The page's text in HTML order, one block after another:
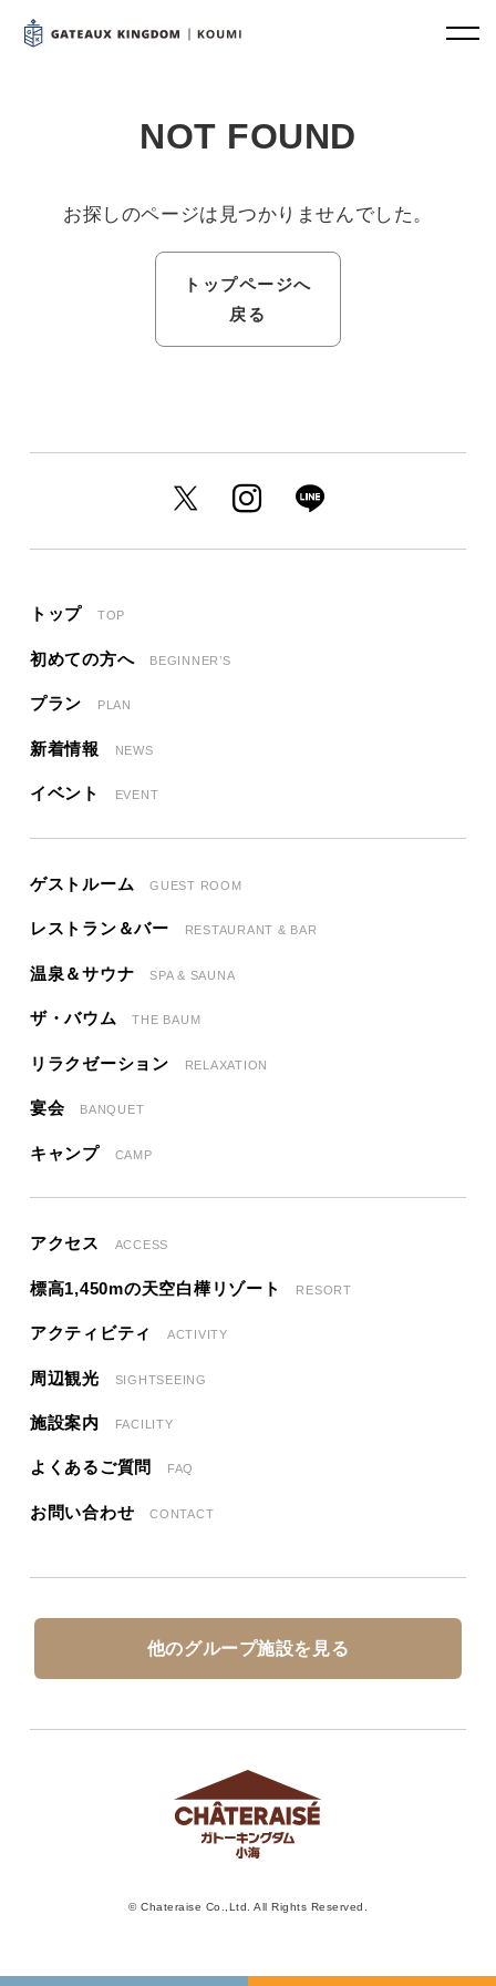
NOT FOUND
お探しのページは見つかりませんでした。
トップページへ
戻る
トップ TOP
初めての方へ BEGINNER’S
プラン PLAN
新着情報 NEWS
イベント EVENT
ゲストルーム GUEST ROOM
レストラン＆バー RESTAURANT & BAR
温泉＆サウナ SPA & SAUNA
ザ・バウム THE BAUM
リラクゼーション RELAXATION
宴会 BANQUET
キャンプ CAMP
アクセス ACCESS
標高1,450mの天空白樺リゾート RESORT
アクティビティ ACTIVITY
周辺観光 SIGHTSEEING
施設案内 FACILITY
よくあるご質問 FAQ
お問い合わせ CONTACT
他のグループ施設を見る
© Chateraise Co.,Ltd. All Rights Reserved.